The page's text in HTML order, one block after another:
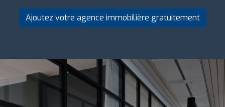
Ajoutez votre agence immobilière gratuitement